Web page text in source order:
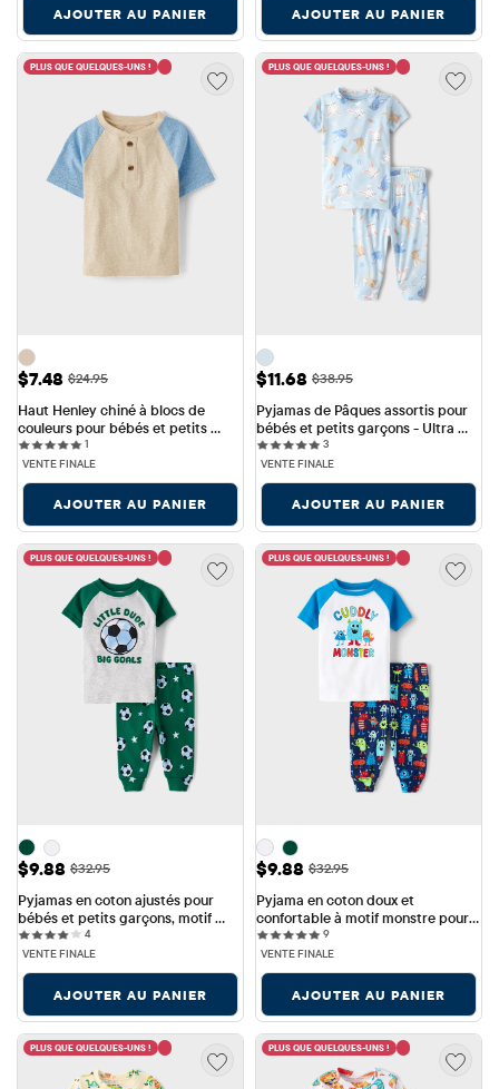
AJOUTER AU PANIER AJOUTER AU PANIER
PLUS QUE QUELQUES-UNS !
Prix ​​de vente: $7.48
$7.48 Prix ​​d'origine: $24.95
$24.95
Haut Henley chiné à blocs de
couleurs pour bébés et petits
garçons
1
VENTE FINALE
AJOUTER AU PANIER
PLUS QUE QUELQUES-UNS !
Prix ​​de vente: $11.68
$11.68 Prix ​​d'origine: $38.95
$38.95
Pyjamas de Pâques assortis pour
bébés et petits garçons - Ultra
doux
33 reviews
VENTE FINALE
AJOUTER AU PANIER
PLUS QUE QUELQUES-UNS !
Prix ​​de vente: $9.88
$9.88 Prix ​​d'origine: $32.95
$32.95
Pyjamas en coton ajustés pour
bébés et petits garçons, motif
grands buts de football
44 reviews
VENTE FINALE
AJOUTER AU PANIER
PLUS QUE QUELQUES-UNS !
Prix ​​de vente: $9.88
$9.88 Prix ​​d'origine: $32.95
$32.95
Pyjama en coton doux et
confortable à motif monstre pour
bébés et petits garçons
99 reviews
VENTE FINALE
AJOUTER AU PANIER
PLUS QUE QUELQUES-UNS ! PLUS QUE QUELQUES-UNS !